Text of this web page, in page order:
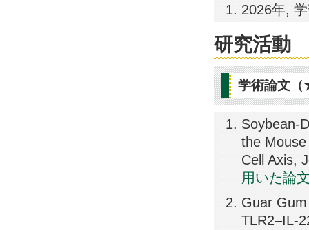
2026年,
研究活動
学術論文
Soybean-
the
Cell Axis,
用いた論
Guar
TLR2–IL-